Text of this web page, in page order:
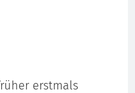
erstmals